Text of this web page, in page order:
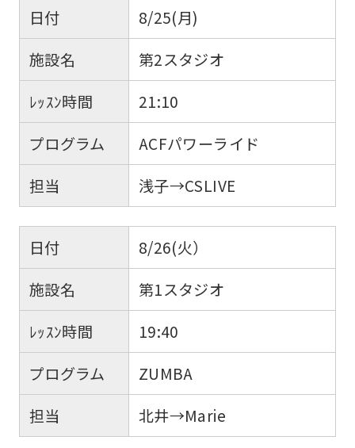
日付
8/25(月)
施設名
第2スタジオ
ﾚｯｽﾝ時間
21:10
プログラム
ACFパワーライド
担当
浅子→CSLIVE
日付
8/26(火）
施設名
第1スタジオ
ﾚｯｽﾝ時間
19:40
プログラム
ZUMBA
担当
北井→Marie